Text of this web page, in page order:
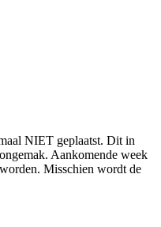
NIET geplaatst. Dit in
Aankomende week
Misschien wordt de